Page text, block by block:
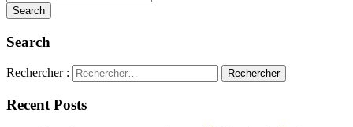
Search
Rechercher :
Recent Posts